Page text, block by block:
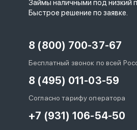
Займы наличными под низкий
Быстрое решение по заявке.
8 (800) 700-37-67
Бесплатный звонок по всей
8 (495) 011-03-59
Согласно тарифу оператора
+7 (931) 106-54-50